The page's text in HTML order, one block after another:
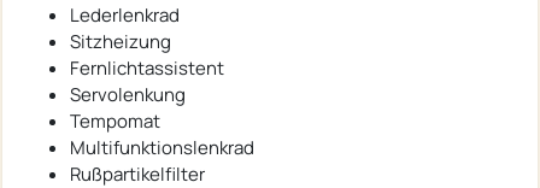
Lederlenkrad
Sitzheizung
Fernlichtassistent
Servolenkung
Tempomat
Multifunktionslenkrad
Rußpartikelfilter